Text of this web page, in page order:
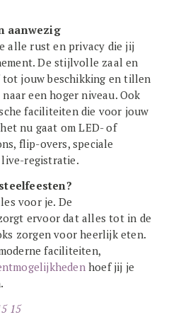
aanwezig
alle rust en privacy die jij
De stijlvolle zaal en
jouw beschikking en tillen
een hoger niveau. Ook
faciliteiten die voor jouw
nu gaat om LED- of
flip-overs, speciale
registratie.
voor je. De
ervoor dat alles tot in de
zorgen voor heerlijk eten.
faciliteiten,
hoef jij je
15